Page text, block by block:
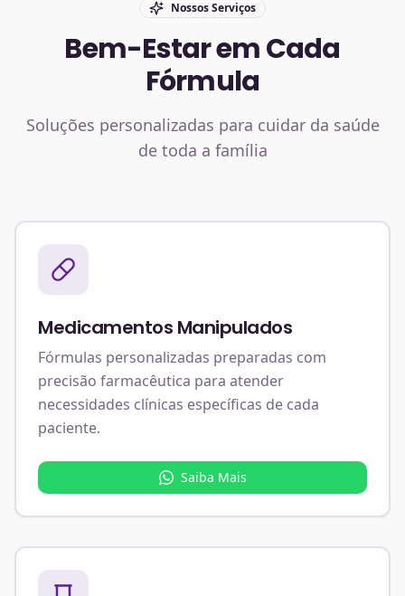
Nossos Serviços
Bem-Estar em Cada
Fórmula
Soluções personalizadas para cuidar da saúde
de toda a família
Medicamentos Manipulados
Fórmulas personalizadas preparadas com
precisão farmacêutica para atender
necessidades clínicas específicas de cada
paciente.
Saiba Mais